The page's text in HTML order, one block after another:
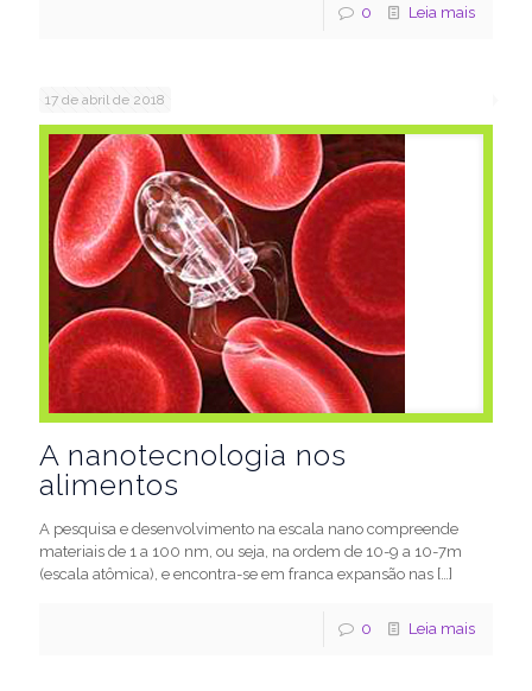
0 Leia mais
17 de abril de 2018
A nanotecnologia nos
alimentos
A pesquisa e desenvolvimento na escala nano compreende
materiais de 1 a 100 nm, ou seja, na ordem de 10-9 a 10-7m
(escala atômica), e encontra-se em franca expansão nas […]
0 Leia mais